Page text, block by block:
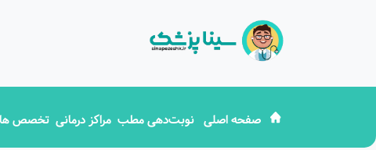
صفحه اصلی نوبت‌دهی مطب مراکز درمانی تخصص